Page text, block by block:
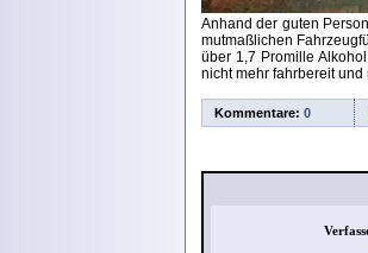
Anhand der guten
mutmaßlichen
über 1,7 Promille
nicht mehr fahrbereit
Kommentare: 0